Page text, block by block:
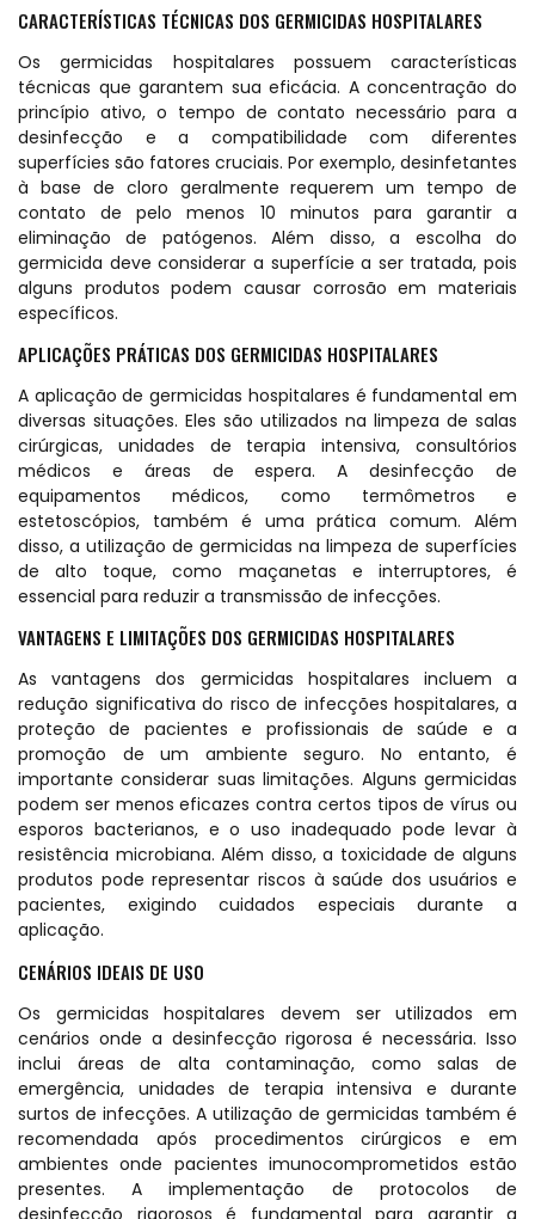
CARACTERÍSTICAS TÉCNICAS DOS GERMICIDAS HOSPITALARES
Os germicidas hospitalares possuem características
técnicas que garantem sua eficácia. A concentração do
princípio ativo, o tempo de contato necessário para a
desinfecção e a compatibilidade com diferentes
superfícies são fatores cruciais. Por exemplo, desinfetantes
à base de cloro geralmente requerem um tempo de
contato de pelo menos 10 minutos para garantir a
eliminação de patógenos. Além disso, a escolha do
germicida deve considerar a superfície a ser tratada, pois
alguns produtos podem causar corrosão em materiais
específicos.
APLICAÇÕES PRÁTICAS DOS GERMICIDAS HOSPITALARES
A aplicação de germicidas hospitalares é fundamental em
diversas situações. Eles são utilizados na limpeza de salas
cirúrgicas, unidades de terapia intensiva, consultórios
médicos e áreas de espera. A desinfecção de
equipamentos médicos, como termômetros e
estetoscópios, também é uma prática comum. Além
disso, a utilização de germicidas na limpeza de superfícies
de alto toque, como maçanetas e interruptores, é
essencial para reduzir a transmissão de infecções.
VANTAGENS E LIMITAÇÕES DOS GERMICIDAS HOSPITALARES
As vantagens dos germicidas hospitalares incluem a
redução significativa do risco de infecções hospitalares, a
proteção de pacientes e profissionais de saúde e a
promoção de um ambiente seguro. No entanto, é
importante considerar suas limitações. Alguns germicidas
podem ser menos eficazes contra certos tipos de vírus ou
esporos bacterianos, e o uso inadequado pode levar à
resistência microbiana. Além disso, a toxicidade de alguns
produtos pode representar riscos à saúde dos usuários e
pacientes, exigindo cuidados especiais durante a
aplicação.
CENÁRIOS IDEAIS DE USO
Os germicidas hospitalares devem ser utilizados em
cenários onde a desinfecção rigorosa é necessária. Isso
inclui áreas de alta contaminação, como salas de
emergência, unidades de terapia intensiva e durante
surtos de infecções. A utilização de germicidas também é
recomendada após procedimentos cirúrgicos e em
ambientes onde pacientes imunocomprometidos estão
presentes. A implementação de protocolos de
desinfecção rigorosos é fundamental para garantir a